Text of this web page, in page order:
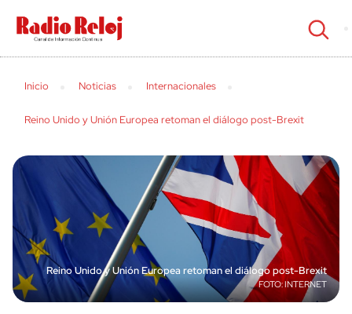
cerrar
Inicio Noticias Internacionales
Reino Unido y Unión Europea retoman el diálogo post-Brexit
Reino Unido y Unión Europea retoman el diálogo post-Brexit
INTERNET